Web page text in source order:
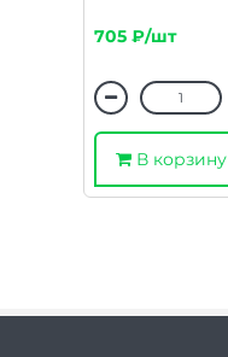
705 ₽/шт
В корзину